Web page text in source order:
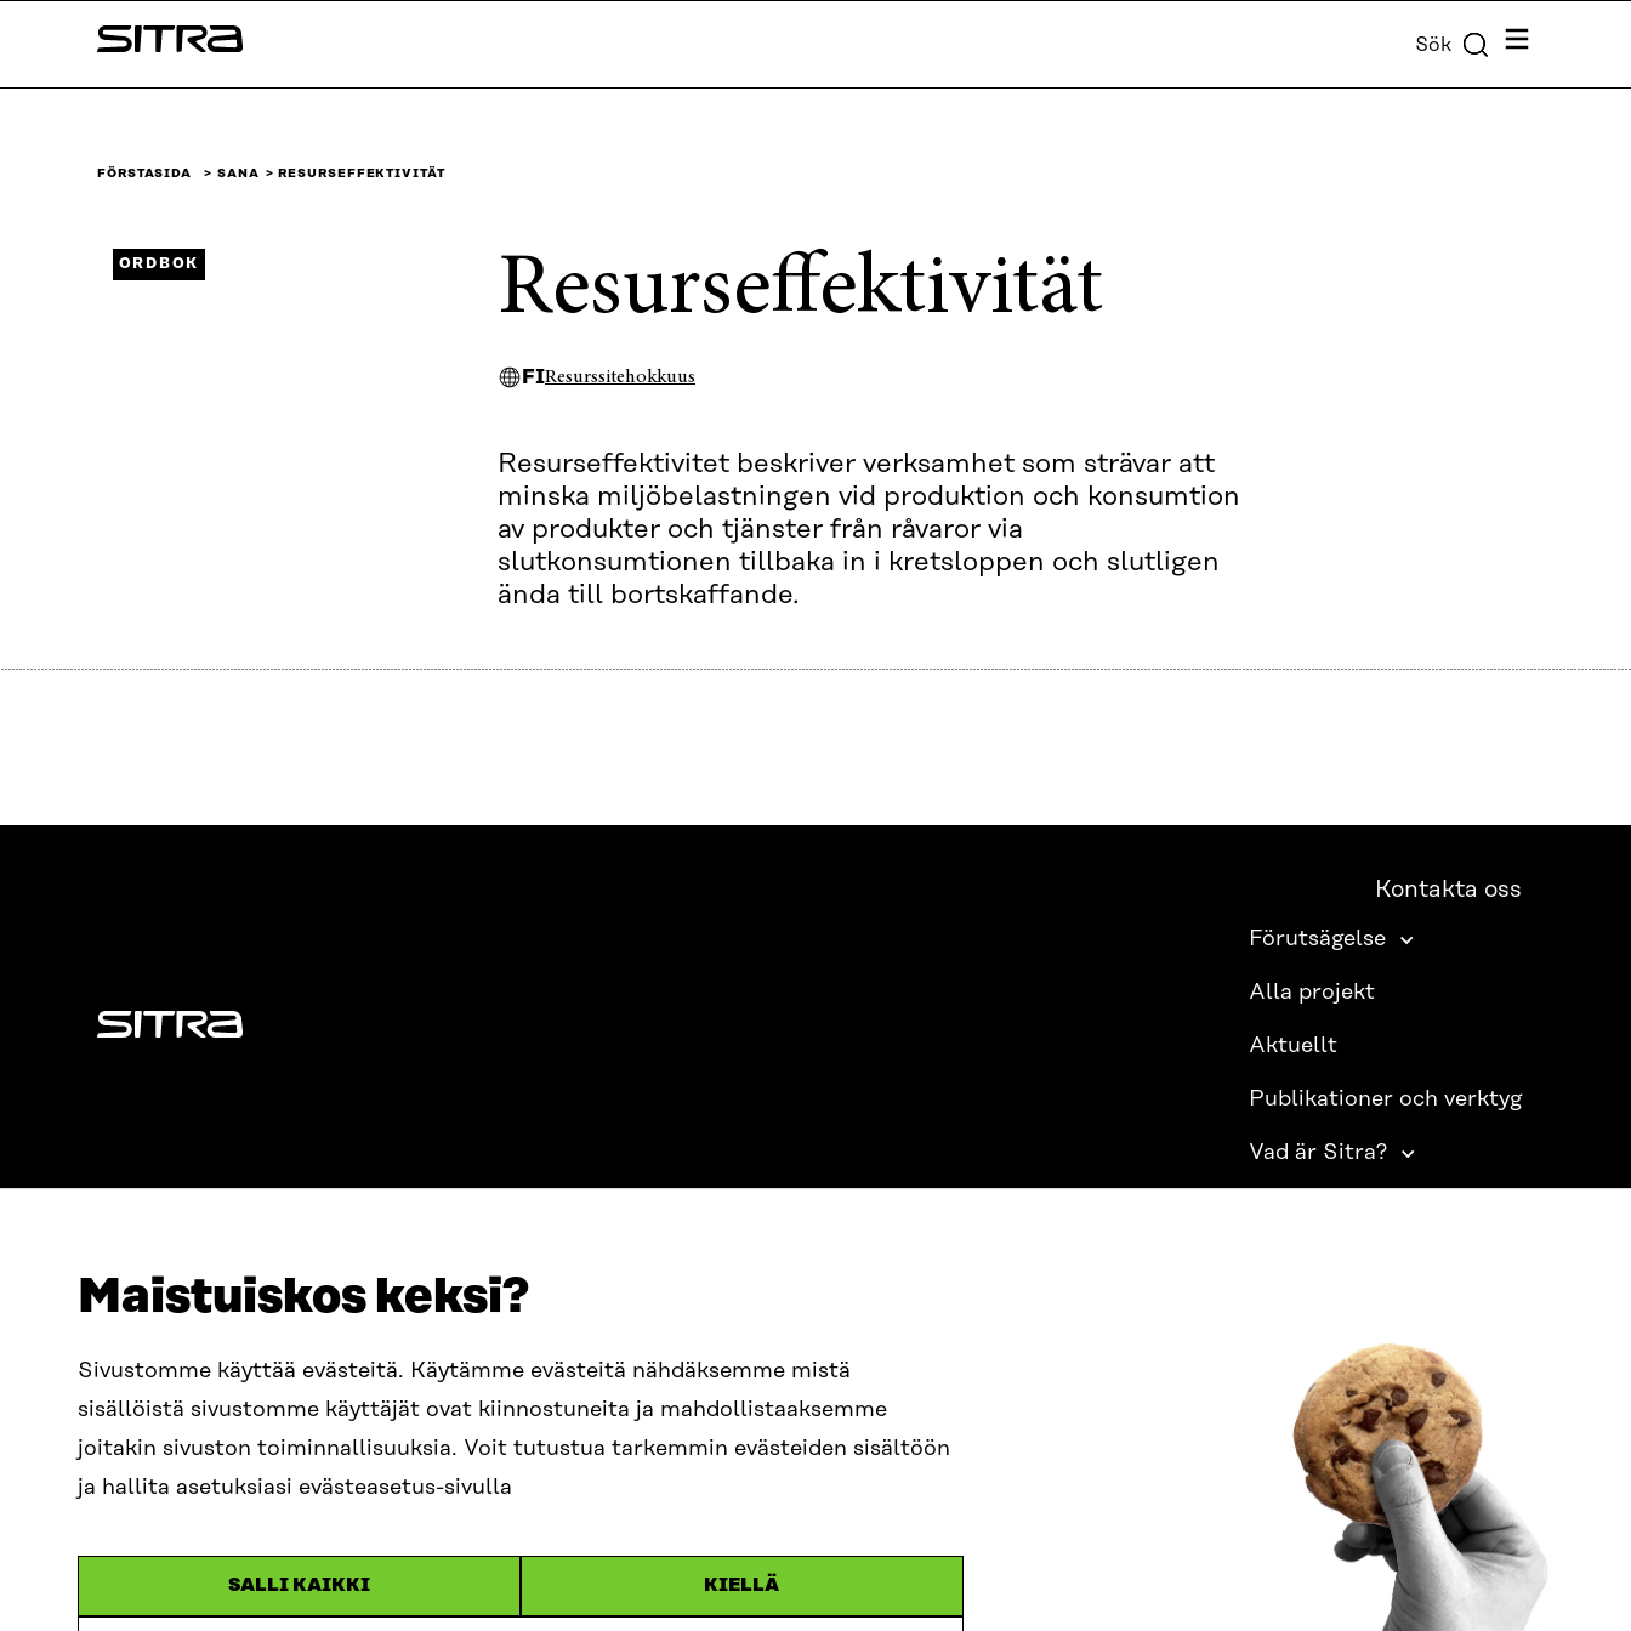
Maistuiskos keksi?
Sivustomme käyttää evästeitä. Käytämme evästeitä nähdäksemme mistä
sisällöistä sivustomme käyttäjät ovat kiinnostuneita ja mahdollistaaksemme
joitakin sivuston toiminnallisuuksia. Voit tutustua tarkemmin evästeiden sisältöön
ja hallita asetuksiasi evästeasetus-sivulla
SALLI KAIKKI KIELLÄ
↓
Sitra Sök Meny
FÖRSTASIDA SANA RESURSEFFEKTIVITÄT
Resurseffektivität
FIResurssitehokkuus
Resurseffektivitet beskriver verksamhet som strävar att
minska miljöbelastningen vid produktion och konsumtion
av produkter och tjänster från råvaror via
slutkonsumtionen tillbaka in i kretsloppen och slutligen
ända till bortskaffande.
ORDBOK
Sitra
Kontakta oss
Förutsägelse
Alla projekt
Aktuellt
Publikationer och verktyg
Vad är Sitra?
00181 Helsingfors
Ankomstinstruktioner
FÖRETAGS-ID
0202132-3
E-POST
sitra@sitra.fi
fornamn.efternamn@sitra.fi